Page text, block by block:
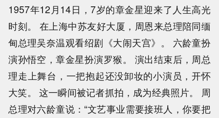
1957年12月14日，7岁的章金星迎来了人生高光
时刻。 在上海中苏友好大厦，周恩来总理陪同缅
甸总理吴奈温观看绍剧《大闹天宫》。 六龄童扮
演孙悟空，章金星扮演罗猴。 演出结束后，周总
理走上舞台，一把抱起还没卸妆的小演员，开怀
大笑。 这一瞬间被记者抓拍，成为经典照片。 周
总理对六龄童说：“文艺事业需要接班人，你要把